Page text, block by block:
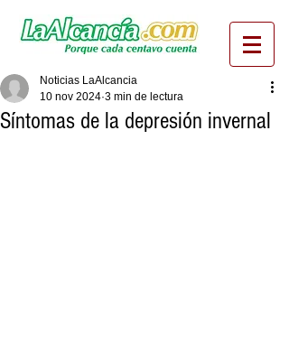
Síntomas de la depresión invernal
Noticias LaAlcancia
10 nov 2024 3 min de lectura